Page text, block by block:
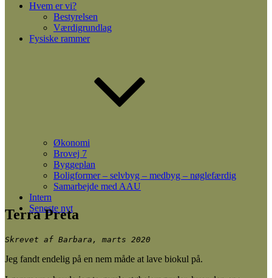
Hvem er vi?
Bestyrelsen
Værdigrundlag
Fysiske rammer
Økonomi
Brovej 7
Byggeplan
Boligformer – selvbyg – medbyg – nøglefærdig
Samarbejde med AAU
Intern
Seneste nyt
Terra Preta
Skrevet af Barbara, marts 2020
Jeg fandt endelig på en nem måde at lave biokul på.